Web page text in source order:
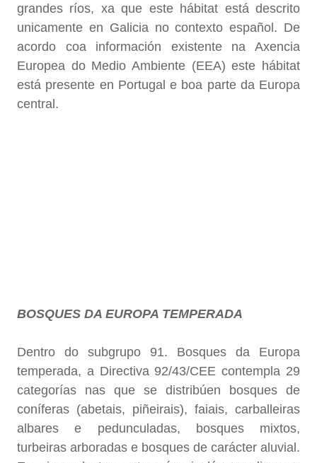
grandes ríos, xa que este hábitat está descrito
unicamente en Galicia no contexto español. De
acordo coa información existente na Axencia
Europea do Medio Ambiente (EEA) este hábitat
está presente en Portugal e boa parte da Europa
central.
BOSQUES DA EUROPA TEMPERADA
Dentro do subgrupo 91. Bosques da Europa
temperada, a Directiva 92/43/CEE contempla 29
categorías nas que se distribúen bosques de
coníferas (abetais, piñeirais), faiais, carballeiras
albares e pedunculadas, bosques mixtos,
turbeiras arboradas e bosques de carácter aluvial.